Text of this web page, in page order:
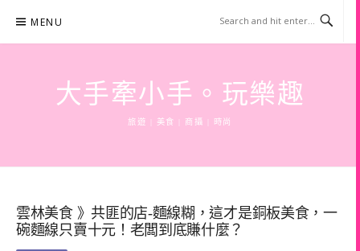
content
MENU
大手牽小手。玩樂趣
旅遊 | 美食 | 商攝 | 時尚
雲林美食 》共匪的店-麵線糊，這才是銅板美食，一
碗麵線只賣十元！老闆到底賺什麼？